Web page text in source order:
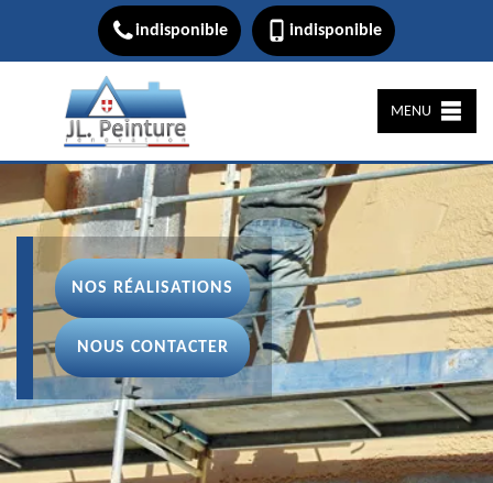
indisponible indisponible
MENU
NOS RÉALISATIONS
NOUS CONTACTER